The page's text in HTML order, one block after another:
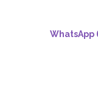
Telf.
WhatsApp
Telf. 91
Telf. 91